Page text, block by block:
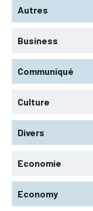
Autres
Business
Communiqué
Culture
Divers
Economie
Economy